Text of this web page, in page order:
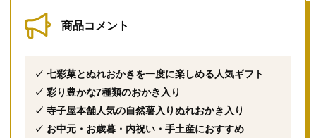
商品コメント
✓ 七彩菓とぬれおかきを一度に楽しめる人気ギフト
✓ 彩り豊かな7種類のおかき入り
✓ 寺子屋本舗人気の自然薯入りぬれおかき入り
✓ お中元・お歳暮・内祝い・手土産におすすめ